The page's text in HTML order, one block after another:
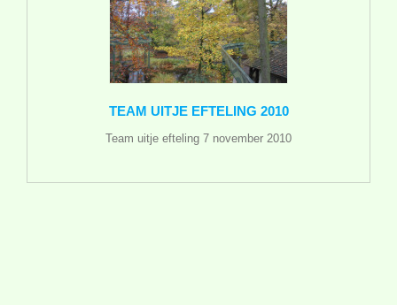
TEAM UITJE EFTELING 2010
Team uitje efteling 7 november 2010